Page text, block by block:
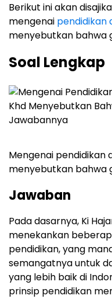
Berikut ini akan
mengenai pendidikan
menyebutkan bahwa
Soal Lengkap
Mengenai pendidikan
menyebutkan bahwa
Jawaban
Pada dasarnya, Ki
menekankan
pendidikan, yang
semangatnya untuk
yang lebih baik di
prinsip pendidikan